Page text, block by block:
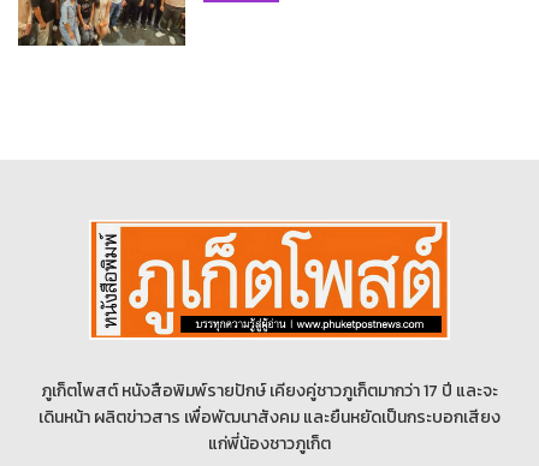
ภูเก็ตโพสต์ หนังสือพิมพ์รายปักษ์ เคียงคู่ชาวภูเก็ตมากว่า 17 ปี และจะ
เดินหน้า ผลิตข่าวสาร เพื่อพัฒนาสังคม และยืนหยัดเป็นกระบอกเสียง
แก่พี่น้องชาวภูเก็ต